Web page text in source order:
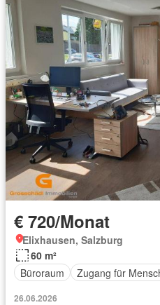
€ 720/Monat
Elixhausen, Salzburg
60 m²
Büroraum
Zugang für
26.06.2026